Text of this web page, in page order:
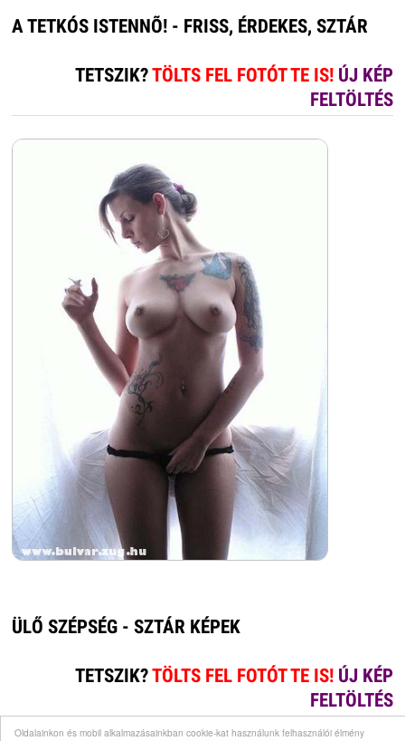
Oldalainkon és mobil alkalmazásainkban cookie-kat használunk felhasználói élmény
A TETKÓS ISTENNÕ! - FRISS, ÉRDEKES, SZTÁR
TETSZIK?TÖLTS FEL FOTÓT TE IS! ÚJ KÉP
FELTÖLTÉS
ÜLŐ SZÉPSÉG - SZTÁR KÉPEK
TETSZIK?TÖLTS FEL FOTÓT TE IS! ÚJ KÉP
FELTÖLTÉS